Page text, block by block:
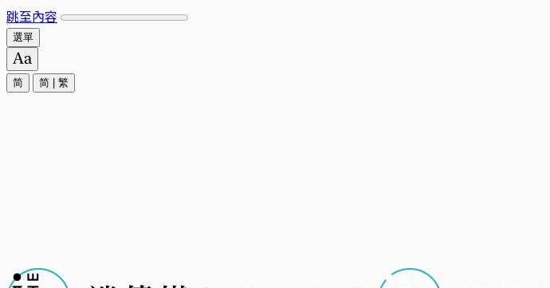
跳至內容
選單
简 简 繁